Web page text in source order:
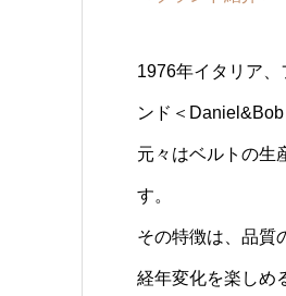
1976年イタリア
ンド＜Daniel&Bob
元々はベルトの生
す。
その特徴は、品質
経年変化を楽しめ